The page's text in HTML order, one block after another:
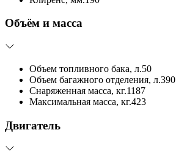
Объём и масса
Объем топливного бака, л.50
Объем багажного отделения, л.390
Снаряженная масса, кг.1187
Максимальная масса, кг.423
Двигатель